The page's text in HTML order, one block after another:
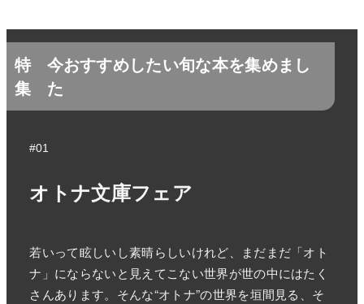
特
集
今おすすめしたい旬な本を集めまし
た
#01
オトナ文庫フェア
若いって眩しいし素晴らしいけれど、まだまだ「オト
ナ」にならないと見えてこない世界が世の中にはたく
さんあります。そんな“オトナ”の世界を垣間見る、そ